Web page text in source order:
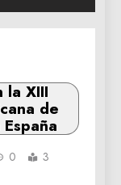
la XIII
de
0
3